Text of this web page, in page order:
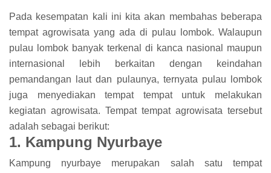
Pada kesempatan kali ini kita akan membahas beberapa
tempat agrowisata yang ada di pulau lombok. Walaupun
pulau lombok banyak terkenal di kanca nasional maupun
internasional lebih berkaitan dengan keindahan
pemandangan laut dan pulaunya, ternyata pulau lombok
juga menyediakan tempat tempat untuk melakukan
kegiatan agrowisata. Tempat tempat agrowisata tersebut
adalah sebagai berikut:
1. Kampung Nyurbaye
Kampung nyurbaye merupakan salah satu tempat